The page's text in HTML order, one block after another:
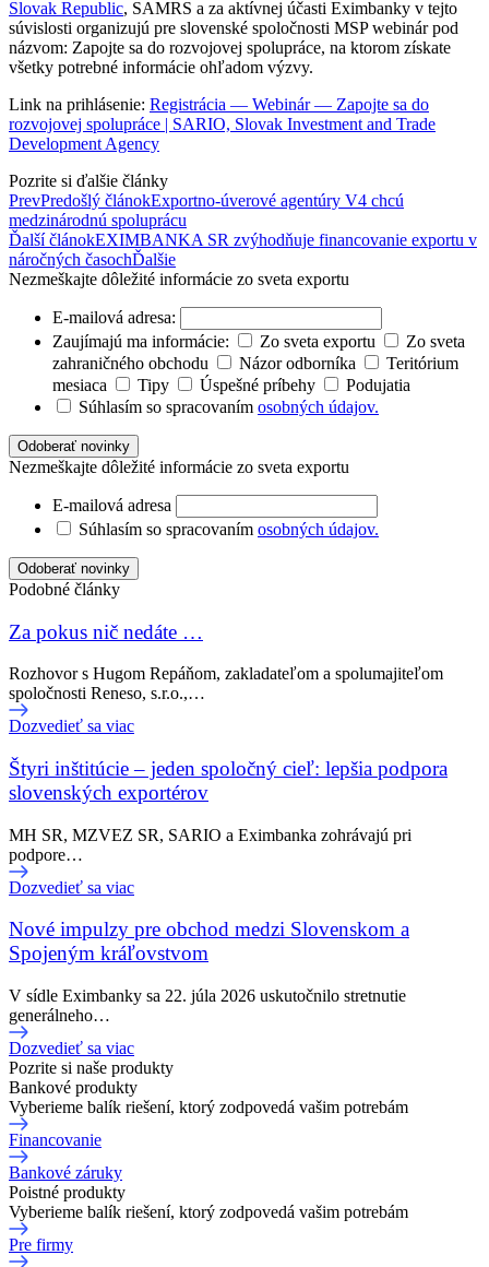
Slovak Republic, SAMRS a za aktívnej účasti Eximbanky v tejto
súvislosti organizujú pre slovenské spoločnosti MSP webinár pod
názvom: Zapojte sa do rozvojovej spolupráce, na ktorom získate
všetky potrebné informácie ohľadom výzvy.
Link na prihlásenie: Registrácia — Webinár — Zapojte sa do
rozvojovej spolupráce | SARIO, Slovak Investment and Trade
Development Agency
Pozrite si ďalšie články
PrevPredošlý článokExportno-úverové agentúry V4 chcú
medzinárodnú spoluprácu
Ďalší článokEXIMBANKA SR zvýhodňuje financovanie exportu v
náročných časochĎalšie
Nezmeškajte dôležité informácie zo sveta exportu
E-mailová adresa:
Zaujímajú ma informácie:
Zo sveta exportu
Zo sveta
zahraničného obchodu
Názor odborníka
Teritórium
mesiaca
Tipy Úspešné príbehy
Podujatia
Súhlasím so spracovaním osobných údajov.
Nezmeškajte dôležité informácie zo sveta exportu
E-mailová adresa
Súhlasím so spracovaním osobných údajov.
Podobné články
Za pokus nič nedáte …
Rozhovor s Hugom Repáňom, zakladateľom a spolumajiteľom
spoločnosti Reneso, s.r.o.,…
Dozvedieť sa viac
Štyri inštitúcie – jeden spoločný cieľ: lepšia podpora
slovenských exportérov
MH SR, MZVEZ SR, SARIO a Eximbanka zohrávajú pri
podpore…
Dozvedieť sa viac
Nové impulzy pre obchod medzi Slovenskom a
Spojeným kráľovstvom
V sídle Eximbanky sa 22. júla 2026 uskutočnilo stretnutie
generálneho…
Dozvedieť sa viac
Pozrite si naše produkty
Bankové produkty
Vyberieme balík riešení, ktorý zodpovedá vašim potrebám
Financovanie
Bankové záruky
Poistné produkty
Vyberieme balík riešení, ktorý zodpovedá vašim potrebám
Pre firmy